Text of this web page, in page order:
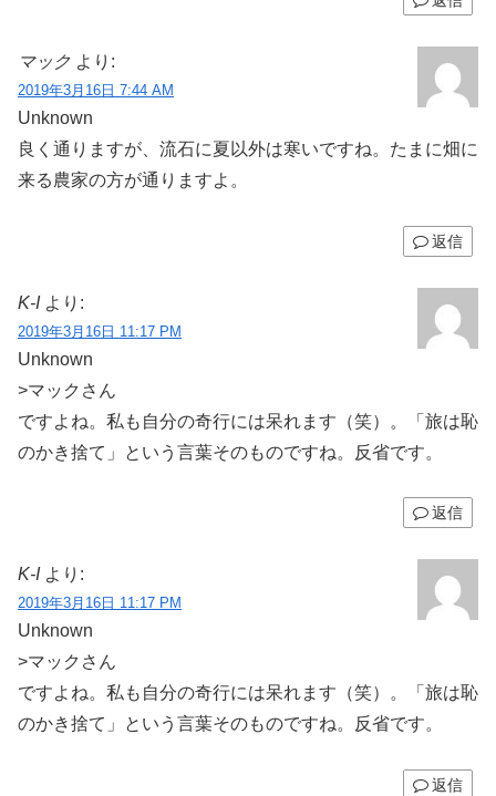
マック より:
2019年3月16日 7:44 AM
Unknown
良く通りますが、流石に夏以外は寒いですね。たまに畑に
来る農家の方が通りますよ。
返信
K-I より:
2019年3月16日 11:17 PM
Unknown
>マックさん
ですよね。私も自分の奇行には呆れます（笑）。「旅は恥
のかき捨て」という言葉そのものですね。反省です。
返信
K-I より:
2019年3月16日 11:17 PM
Unknown
>マックさん
ですよね。私も自分の奇行には呆れます（笑）。「旅は恥
のかき捨て」という言葉そのものですね。反省です。
返信